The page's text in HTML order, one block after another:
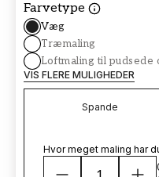
Farvetype
Væg
Træmaling
Loftmaling til pudsede
VIS FLERE MULIGHEDER
Spande
Hvor meget maling har